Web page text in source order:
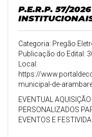
P.E.R.P. 57/
Categoria: Pregão
Publicação do Edital:
Local:
https://
municipal-de-
EVENTUAL
PERSONALIZADOS
EVENTOS E